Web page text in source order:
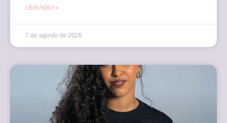
LEIA AQUI »
7 de agosto de 2026